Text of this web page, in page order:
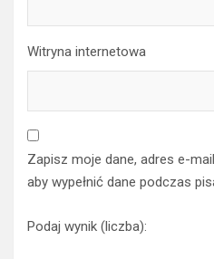
Witryna internetowa
Zapisz moje dane, adres e-
aby wypełnić dane podczas
Podaj wynik (liczba):